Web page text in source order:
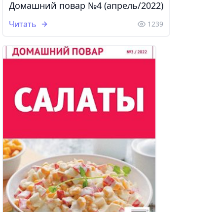
Домашний повар №4 (апрель/2022)
Читать 1239